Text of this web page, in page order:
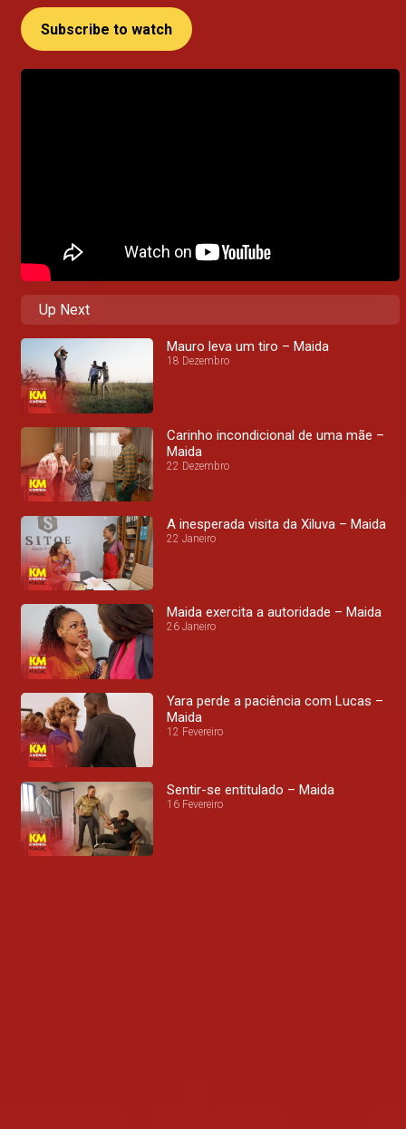
Subscribe to watch
Up Next
Mauro leva um tiro – Maida
18 Dezembro
Carinho incondicional de uma mãe –
Maida
22 Dezembro
A inesperada visita da Xiluva – Maida
22 Janeiro
Maida exercita a autoridade – Maida
26 Janeiro
Yara perde a paciência com Lucas –
Maida
12 Fevereiro
Sentir-se entitulado – Maida
16 Fevereiro